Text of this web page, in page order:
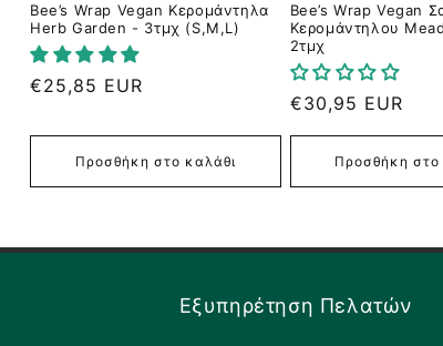
Bee’s Wrap Vegan Κερομάντηλα
Herb Garden - 3τμχ (S,M,L)
Κανονική
€25,85 EUR
Προσθήκη στο καλάθι
Bee’s Wrap Vegan
Κερομάντηλου
2τμχ
Κανονική
τιμή
€30,95 EUR
Προσθήκη στο
Εξυπηρέτηση Πελατών